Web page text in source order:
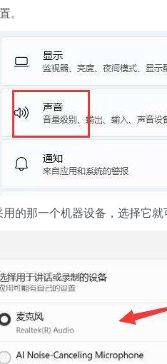
。
的那一个机器设备，选择它就